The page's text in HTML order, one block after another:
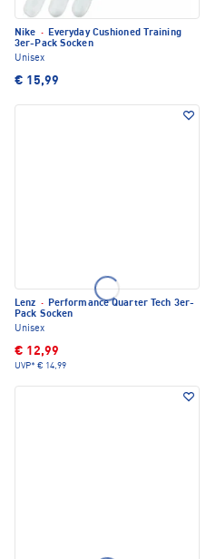
Nike · Everyday Cushioned Training
3er-Pack Socken
Unisex
€ 15,99
Lenz · Performance Quarter Tech 3er-
Pack Socken
Unisex
€ 12,99
UVP* € 14,99